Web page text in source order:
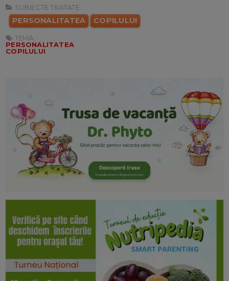
SUBIECTE TRATATE:
PERSONALITATEA COPILULUI
TEMA:
PERSONALITATEA
COPILULUI